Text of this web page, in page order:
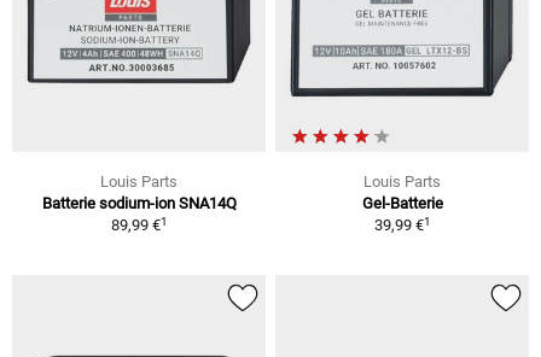
Louis Parts
Batterie sodium-ion SNA14Q
89,99 €1
Louis Parts
Gel-Batterie
39,99 €1